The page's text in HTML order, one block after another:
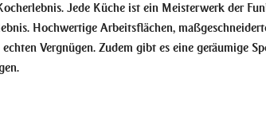
Jede Küche ist ein Meisterwerk der
Hochwertige Arbeitsflächen,
Vergnügen. Zudem gibt es eine geräumige